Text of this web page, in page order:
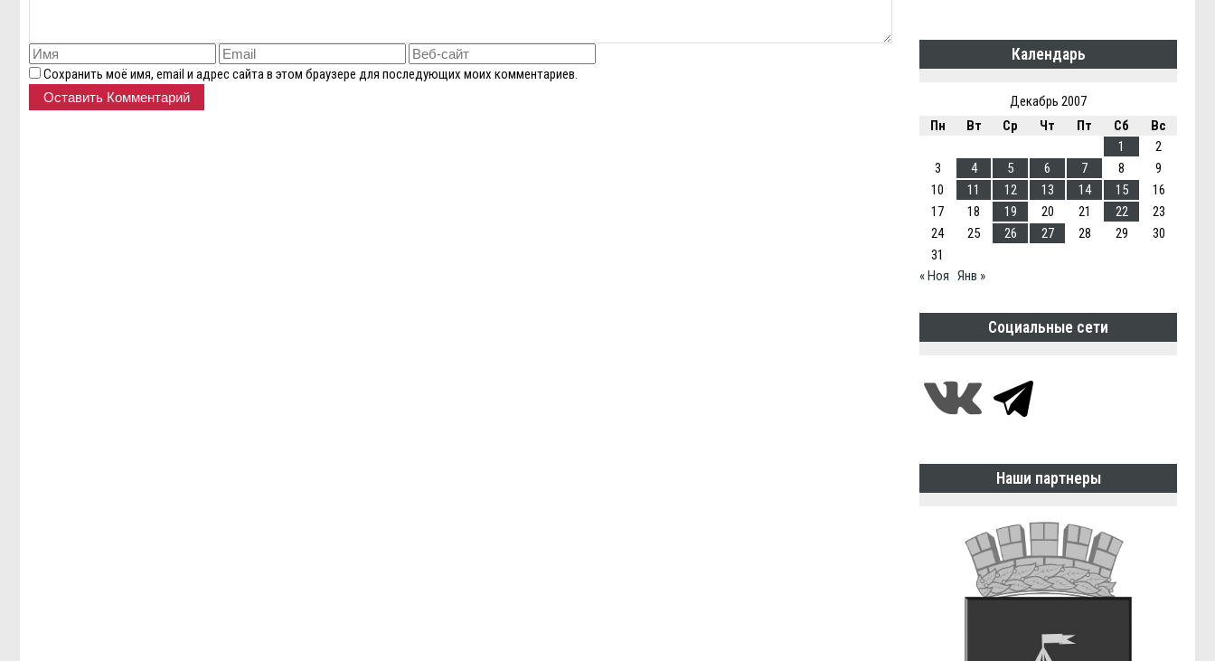
Сохранить моё имя, email и адрес сайта в этом браузере для последующих моих комментариев.
Календарь
Декабрь 2007
Пн
Вт Ср Чт Пт Сб
Вс
1
2
3
4 5 6 7 8
9
10
11 12 13 14 15
16
17
18 19 20 21 22
23
24
25 26 27 28 29
30
31
« Ноя Янв »
Социальные сети
Наши партнеры